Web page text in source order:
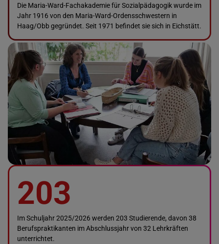
Die Maria-Ward-Fachakademie für Sozialpädagogik wurde im
Jahr 1916 von den Maria-Ward-Ordensschwestern in
Haag/Obb gegründet. Seit 1971 befindet sie sich in Eichstätt.
203
Im Schuljahr 2025/2026 werden 203 Studierende, davon 38
Berufspraktikanten im Abschlussjahr von 32 Lehrkräften
unterrichtet.